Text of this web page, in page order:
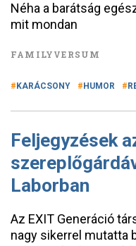
Néha a barátság
mit mondan
FAMILYVERSUM
KARÁCSONY HUMOR
Feljegyzések
Laborban
Az EXIT Generáció
nagy sikerrel mutatta